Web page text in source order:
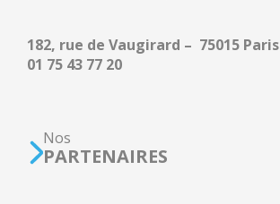
182, rue de Vaugirard – 75015 Paris
01 75 43 77 20
Nos
PARTENAIRES